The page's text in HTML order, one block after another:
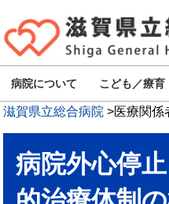
病院について こども／療育
滋賀県立総合病院 >医療関係
病院外心停